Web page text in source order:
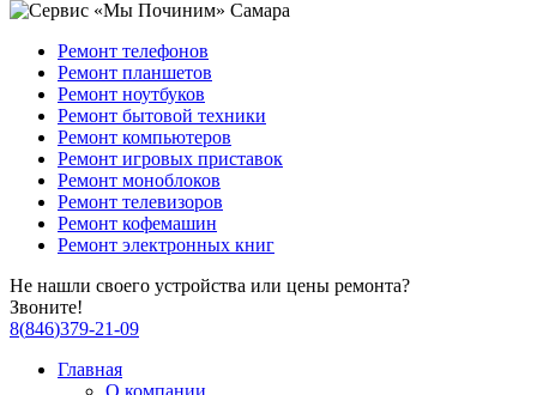
Ремонт телефонов
Ремонт планшетов
Ремонт ноутбуков
Ремонт бытовой техники
Ремонт компьютеров
Ремонт игровых приставок
Ремонт моноблоков
Ремонт телевизоров
Ремонт кофемашин
Ремонт электронных книг
Не нашли своего устройства или цены ремонта?
Звоните!
8(846)379-21-09
Главная
О компании